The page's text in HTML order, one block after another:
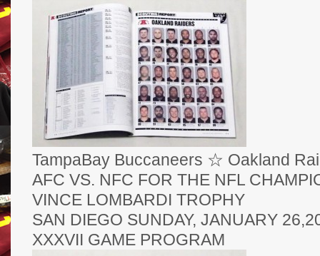
TampaBay Buccaneers ☆ Oakland
AFC VS. NFC FOR THE NFL
VINCE LOMBARDI TROPHY
SAN DIEGO SUNDAY, JANUARY
XXXVII GAME PROGRAM